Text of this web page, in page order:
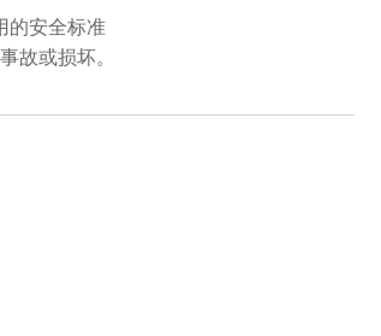
持14秒。
存冲洗键，该键会自动记住离心时间，
键即可降速。
的安全标准
故或损坏。